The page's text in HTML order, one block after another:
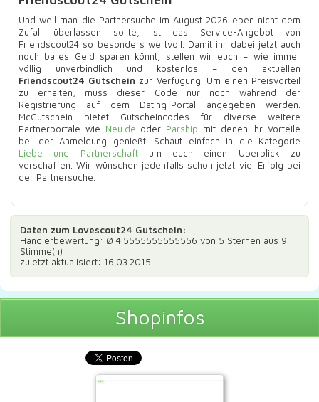
Und weil man die Partnersuche im August 2026 eben nicht dem
Zufall überlassen sollte, ist das Service-Angebot von
Friendscout24 so besonders wertvoll. Damit ihr dabei jetzt auch
noch bares Geld sparen könnt, stellen wir euch – wie immer
völlig unverbindlich und kostenlos – den aktuellen
Friendscout24 Gutschein zur Verfügung. Um einen Preisvorteil
zu erhalten, muss dieser Code nur noch während der
Registrierung auf dem Dating-Portal angegeben werden.
McGutschein bietet Gutscheincodes für diverse weitere
Partnerportale wie Neu.de oder Parship mit denen ihr Vorteile
bei der Anmeldung genießt. Schaut einfach in die Kategorie
Liebe und Partnerschaftum euch einen Überblick zu
verschaffen. Wir wünschen jedenfalls schon jetzt viel Erfolg bei
der Partnersuche.
Daten zum Lovescout24 Gutschein:
Händlerbewertung: Ø 4.5555555555556 von 5 Sternen aus 9
Stimme(n)
zuletzt aktualisiert: 16.03.2015
Shopinfos